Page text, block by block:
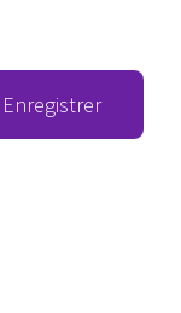
Enregistrer